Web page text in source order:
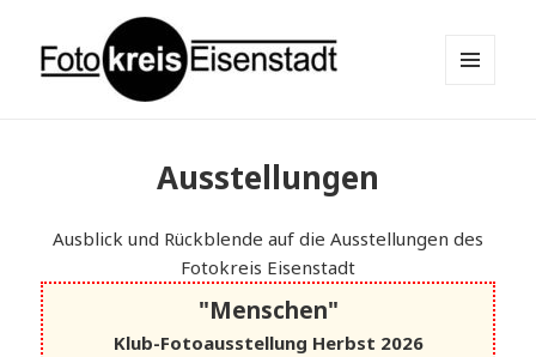
Ausstellungen
Ausblick und Rückblende auf die Ausstellungen des
Fotokreis Eisenstadt
"Menschen"
Klub-Fotoausstellung Herbst 2026